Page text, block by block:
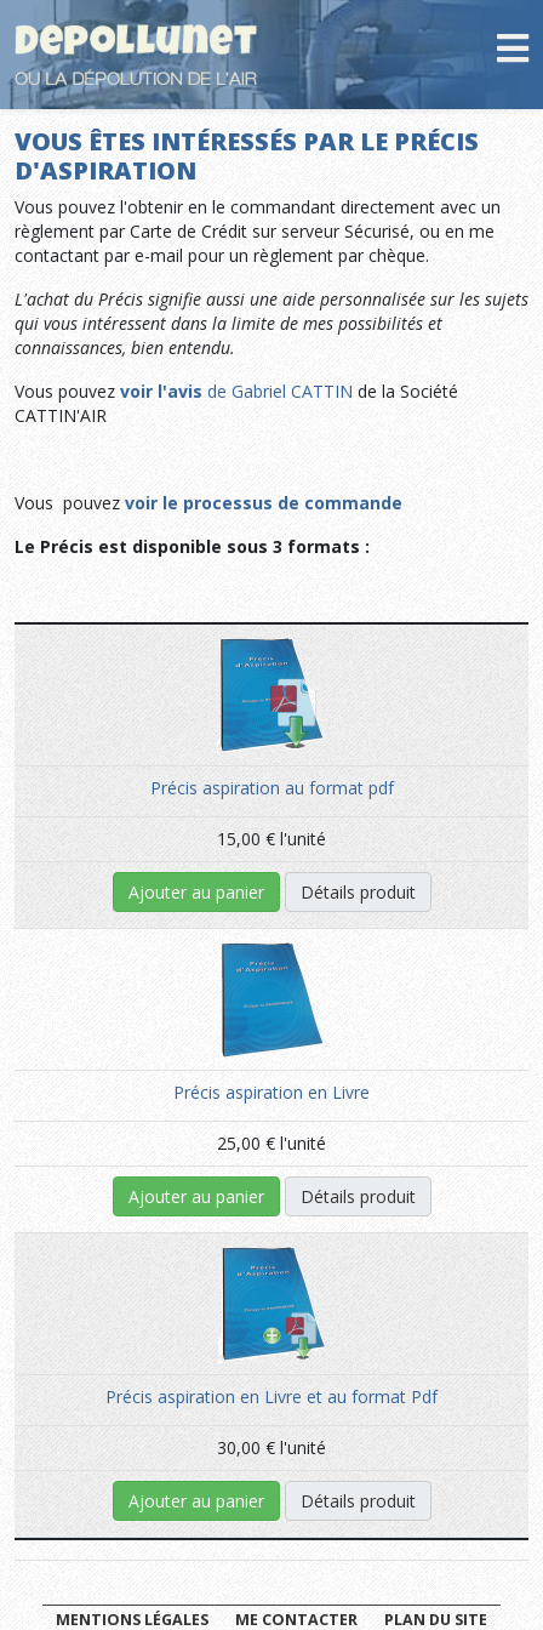
VOUS ÊTES INTÉRESSÉS PAR LE PRÉCIS
D'ASPIRATION
Vous pouvez l'obtenir en le commandant directement avec un
règlement par Carte de Crédit sur serveur Sécurisé, ou en me
contactant par e-mail pour un règlement par chèque.
L'achat du Précis signifie aussi une aide personnalisée sur les sujets
qui vous intéressent dans la limite de mes possibilités et
connaissances, bien entendu.
Vous pouvez voir l'avis de Gabriel CATTIN de la Société
CATTIN'AIR
Vous pouvez voir le processus de commande
Le Précis est disponible sous 3 formats :
Précis aspiration au format pdf
15,00 € l'unité
Ajouter au panier Détails produit
Précis aspiration en Livre
25,00 € l'unité
Ajouter au panier Détails produit
Précis aspiration en Livre et au format Pdf
30,00 € l'unité
Ajouter au panier Détails produit
MENTIONS LÉGALES ME CONTACTER PLAN DU SITE